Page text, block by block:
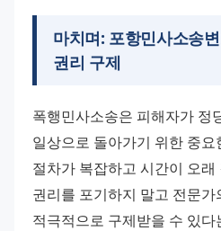
마치며: 포항민사소송
권리 구제
폭행민사소송은 피해자가 정
일상으로 돌아가기 위한 중요
절차가 복잡하고 시간이 오래
권리를 포기하지 말고 전문가
적극적으로 구제받을 수 있